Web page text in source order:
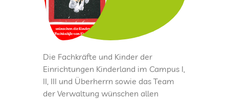
KINDERTAGESPFLEGE
KITAS IM KREIS SAARLOUIS
PRESSEARCHIV
Die Fachkräfte und Kinder der
Einrichtungen Kinderland im Campus I,
II, III und Überherrn sowie das Team
der Verwaltung wünschen allen